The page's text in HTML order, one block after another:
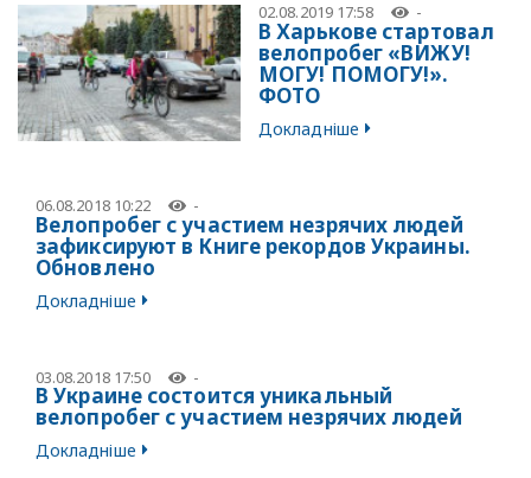
02.08.2019 17:58 -
В Харькове стартовал
велопробег «ВИЖУ!
МОГУ! ПОМОГУ!».
ФОТО
Докладніше
06.08.2018 10:22 -
Велопробег с участием незрячих людей
зафиксируют в Книге рекордов Украины.
Обновлено
Докладніше
03.08.2018 17:50 -
В Украине состоится уникальный
велопробег с участием незрячих людей
Докладніше